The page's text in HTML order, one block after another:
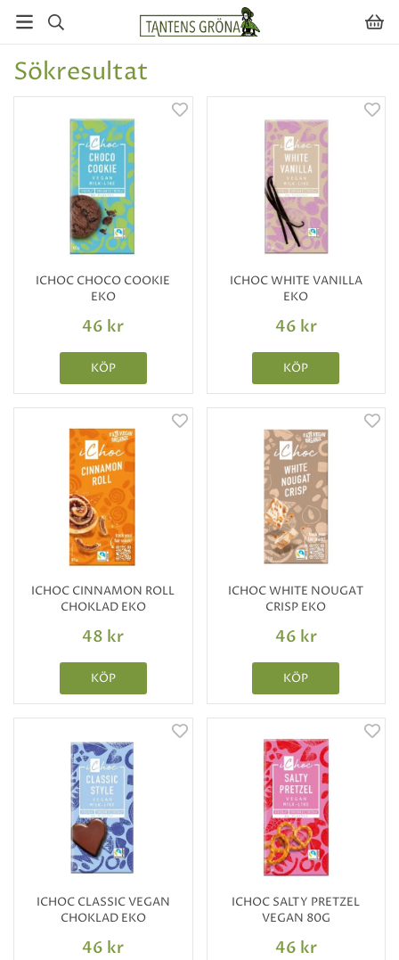
Sökresultat
ICHOC CHOCO COOKIE
EKO
46 kr
KÖP
ICHOC WHITE VANILLA
EKO
46 kr
KÖP
ICHOC CINNAMON ROLL
CHOKLAD EKO
48 kr
KÖP
ICHOC WHITE NOUGAT
CRISP EKO
46 kr
KÖP
ICHOC CLASSIC VEGAN
CHOKLAD EKO
46 kr
ICHOC SALTY PRETZEL
VEGAN 80G
46 kr